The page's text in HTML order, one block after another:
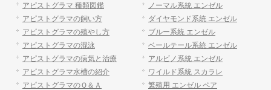
アピストグラマ 種類図鑑
アピストグラマの飼い方
アピストグラマの殖やし方
アピストグラマの混泳
アピストグラマの病気と治療
アピストグラマ水槽の紹介
アピストグラマのＱ＆Ａ
ノーマル系統 エンゼル
ダイヤモンド系統 エンゼル
ブルー系統 エンゼル
ベールテール系統 エンゼル
アルビノ系統 エンゼル
ワイルド系統 スカラレ
繁殖用 エンゼル ペア